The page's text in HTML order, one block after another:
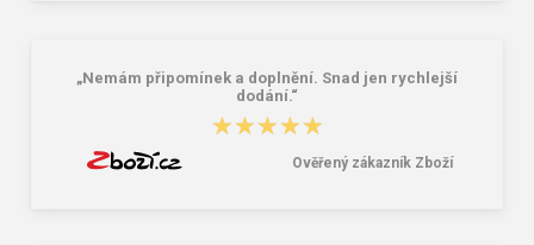
„Nemám připomínek a doplnění. Snad jen rychlejší
dodání.“
★★★★★
★★★★★
Ověřený zákazník Zboží